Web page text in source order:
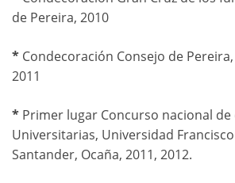
de Pereira, 2010
* Condecoración Consejo de
2011
* Primer lugar Concurso nacional de
Universitarias, Universidad
Santander, Ocaña, 2011, 2012.